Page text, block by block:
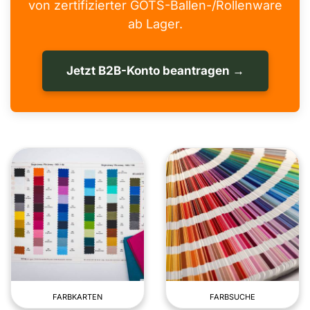
von zertifizierter GOTS-Ballen-/Rollenware
ab Lager.
Jetzt B2B-Konto beantragen →
FARBKARTEN FARBSUCHE